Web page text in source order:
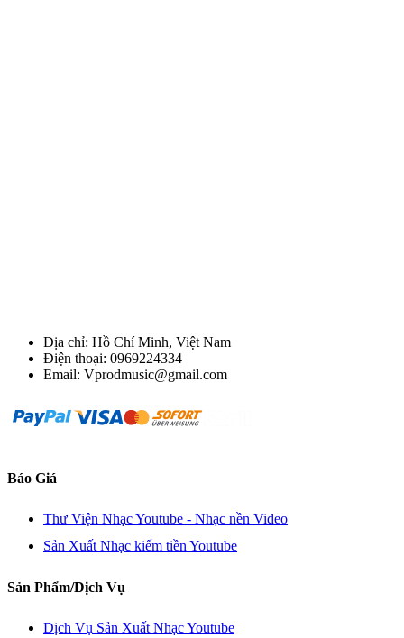
Địa chỉ: Hồ Chí Minh, Việt Nam
Điện thoại: 0969224334
Email: Vprodmusic@gmail.com
Báo Giá
Thư Viện Nhạc Youtube - Nhạc nền Video
Sản Xuất Nhạc kiếm tiền Youtube
Sản Phẩm/Dịch Vụ
Dịch Vụ Sản Xuất Nhạc Youtube